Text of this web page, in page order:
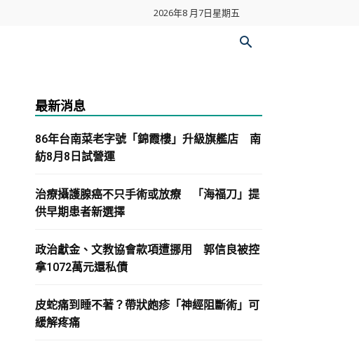
2026年8 月7日星期五
最新消息
86年台南菜老字號「錦霞樓」升級旗艦店 南
紡8月8日試營運
治療攝護腺癌不只手術或放療 「海福刀」提
供早期患者新選擇
政治獻金、文教協會款項遭挪用 郭信良被控
拿1072萬元還私債
皮蛇痛到睡不著？帶狀皰疹「神經阻斷術」可
緩解疼痛